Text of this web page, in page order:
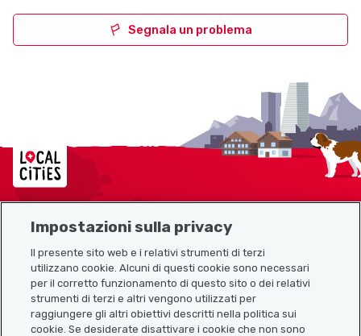
Segnala un problema
Localcities
Link utili
Impostazioni sulla privacy
Il presente sito web e i relativi strumenti di terzi
utilizzano cookie. Alcuni di questi cookie sono necessari
per il corretto funzionamento di questo sito o dei relativi
strumenti di terzi e altri vengono utilizzati per
raggiungere gli altri obiettivi descritti nella politica sui
cookie. Se desiderate disattivare i cookie che non sono